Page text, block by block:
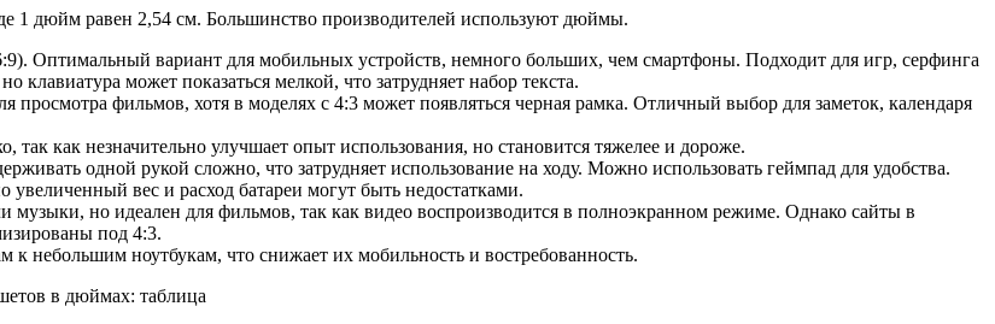
1 дюйм равен 2,54 см. Большинство производителей используют дюймы.
Оптимальный вариант для мобильных устройств, немного больших, чем смартфоны. Подходит для игр, серфинга
может показаться мелкой, что затрудняет набор текста.
просмотра фильмов, хотя в моделях с 4:3 может появляться черная рамка. Отличный выбор для заметок, календаря
так как незначительно улучшает опыт использования, но становится тяжелее и дороже.
одной рукой сложно, что затрудняет использование на ходу. Можно использовать геймпад для удобства.
вес и расход батареи могут быть недостатками.
музыки, но идеален для фильмов, так как видео воспроизводится в полноэкранном режиме. Однако сайты в
под 4:3.
к небольшим ноутбукам, что снижает их мобильность и востребованность.